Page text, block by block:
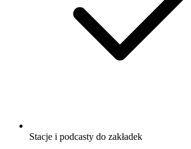
Stacje i podcasty do zakładek